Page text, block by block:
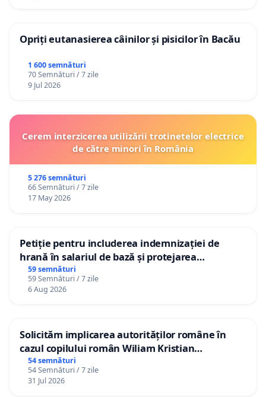
Opriți eutanasierea câinilor și pisicilor în Bacău
1 600 semnături
70 Semnături / 7 zile
9 Jul 2026
Cerem interzicerea utilizării trotinetelor electrice
de către minori în România
5 276 semnături
66 Semnături / 7 zile
17 May 2026
Petiție pentru includerea indemnizației de
hrană în salariul de bază și protejarea
gradațiilor de vechime pentru asistenții
personali
59 semnături
59 Semnături / 7 zile
6 Aug 2026
Solicităm implicarea autorităților române în
cazul copilului român Wiliam Kristian
Gheorghe, aflat în plasament în Danemarca de
12 ani
54 semnături
54 Semnături / 7 zile
31 Jul 2026